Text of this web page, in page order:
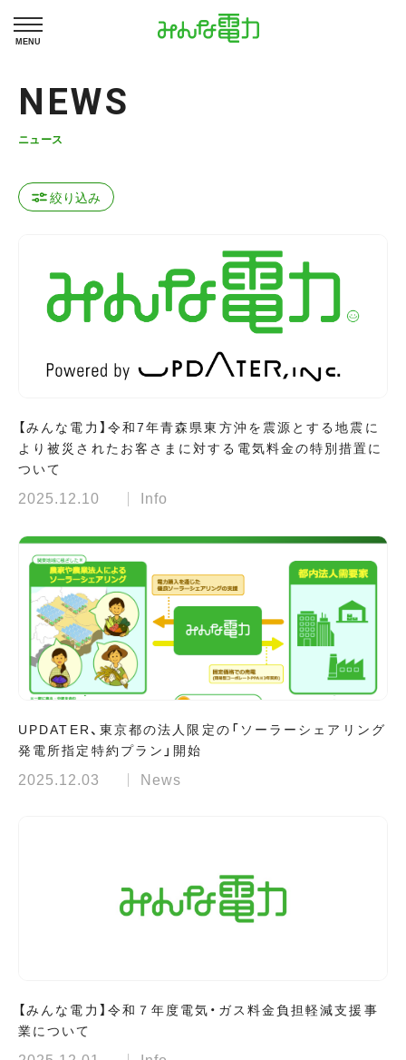
MENU
NEWS
ニュース
絞り込み
【みんな電力】令和7年青森県東方沖を震源とする地震に
より被災されたお客さまに対する電気料金の特別措置に
ついて
2025.12.10 Info
UPDATER、東京都の法人限定の「ソーラーシェアリング
発電所指定特約プラン」開始
2025.12.03 News
【みんな電力】令和７年度電気・ガス料金負担軽減支援事
業について